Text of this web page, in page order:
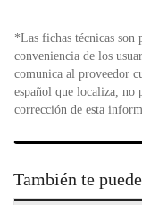
*Las fichas técnicas son
conveniencia de los
comunica al proveedor
español que localiza, no
corrección de esta
También te